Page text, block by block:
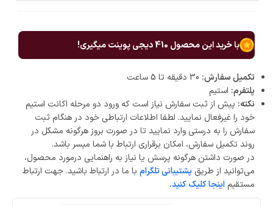
با خرید این محصول 410دیجی پوینت میگیری!
تکمیل سفارش:
پلتفرم: استیم
نکته: پیش از ثبت سفارش نیاز است که ورود دو مرحله اکانت استیم
خود را غیرفعال نمایید. لطفا اطلاعات ارتباطی خود در هنگام ثبت
سفارش را به درستی وارد نمایید تا در صورت بروز هرگونه مشکل در
روند تکمیل سفارش، امکان برقراری ارتباط با شما میسر باشد.
در صورت داشتن هرگونه پرسش یا نیاز به راهنمایی درمورد محصول،
می‌توانید از طریق پشتیبانی تلگرام با ما در ارتباط باشید. جهت ارتباط
مستقیم اینجا کلیک کنید.